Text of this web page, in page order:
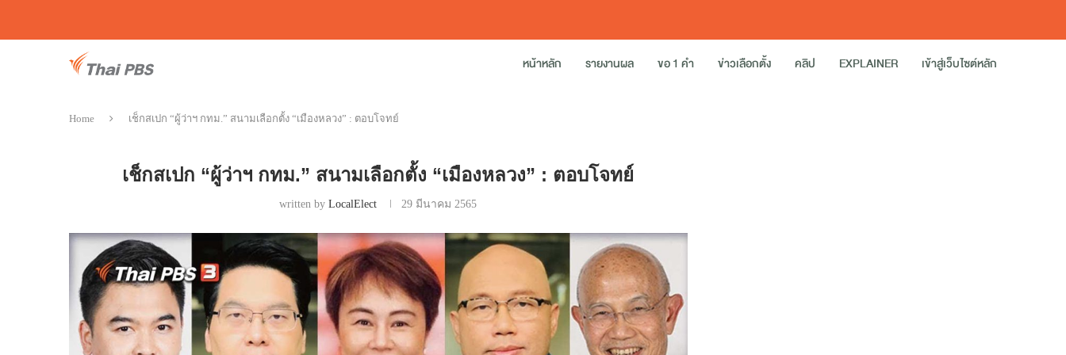
หน้าหลัก รายงานผล ขอ 1 คำ ข่าวเลือกตั้ง คลิป EXPLAINER เข้าสู่เว็บไซต์หลัก
Home เช็กสเปก “ผู้ว่าฯ กทม.” สนามเลือกตั้ง “เมืองหลวง” : ตอบโจทย์
เช็กสเปก “ผู้ว่าฯ กทม.” สนามเลือกตั้ง “เมืองหลวง” : ตอบโจทย์
written byLocalElect 29 มีนาคม 2565